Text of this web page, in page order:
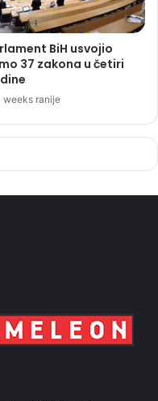
BiH usvojio
37 zakona u četiri
weeks ranije